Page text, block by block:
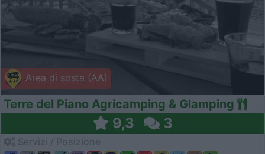
Area di sosta (AA)
Terre del Piano Agricamping & Glamping
9,3 3